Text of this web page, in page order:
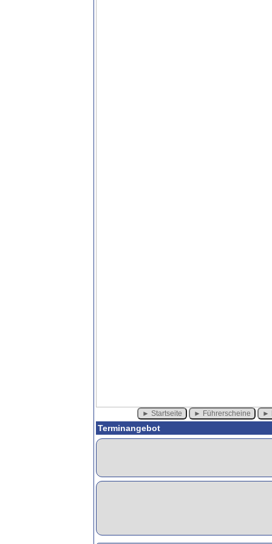
Startseite Führerscheine
Terminangebot